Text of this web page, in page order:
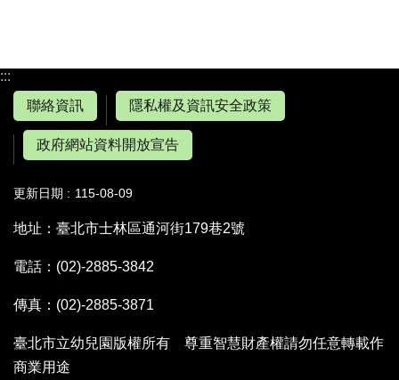
:::
聯絡資訊
隱私權及資訊安全政策
政府網站資料開放宣告
更新日期 115-08-09
地址：臺北市士林區通河街179巷2號
電話：(02)-2885-3842
傳真：(02)-2885-3871
臺北市立幼兒園版權所有 尊重智慧財產權請勿任意轉載作
商業用途